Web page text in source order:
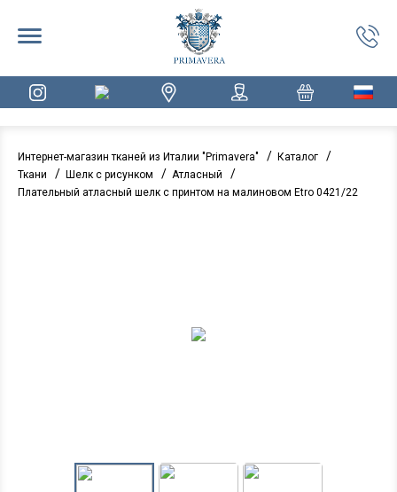
Интернет-магазин тканей из Италии "Primavera" / Каталог /
Ткани / Шелк с рисунком / Атласный /
Плательный атласный шелк с принтом на малиновом Etro 0421/22